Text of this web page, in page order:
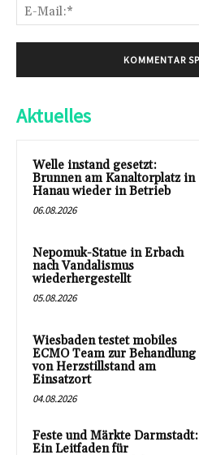
Aktuelles
Welle instand gesetzt:
Brunnen am Kanaltorplatz in
Hanau wieder in Betrieb
06.08.2026
Nepomuk-Statue in Erbach
nach Vandalismus
wiederhergestellt
05.08.2026
Wiesbaden testet mobiles
ECMO Team zur Behandlung
von Herzstillstand am
Einsatzort
04.08.2026
Feste und Märkte Darmstadt:
Ein Leitfaden für